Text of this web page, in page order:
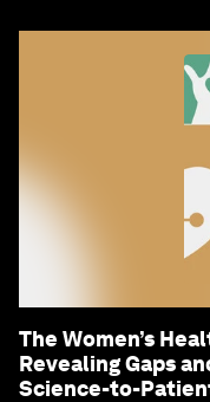
The Women’s
Revealing Gaps
Science-to-